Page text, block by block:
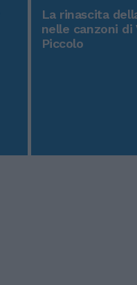
La rinascita
nelle canzoni di
Piccolo